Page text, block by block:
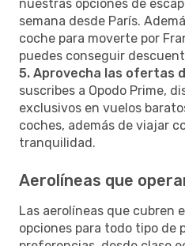
nuestras opciones de
semana desde París.
coche para moverte por
puedes conseguir
5. Aprovecha las ofertas
suscribes a Opodo Prime,
exclusivos en vuelos
coches, además de viajar
tranquilidad.
Aerolíneas que
Las aerolíneas que cubren
opciones para todo tipo de